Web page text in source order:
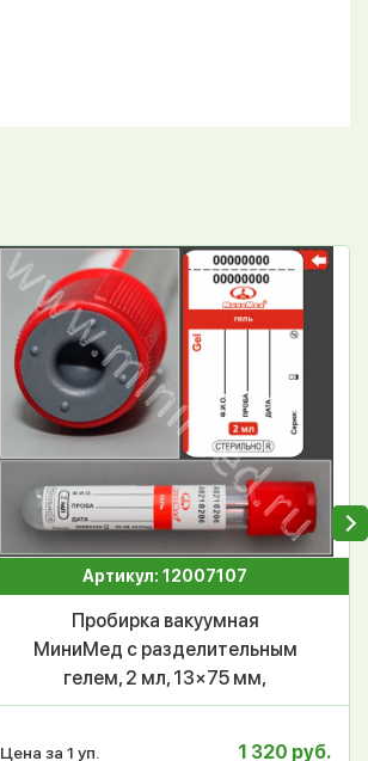
Артикул: 12007107
Пробирка вакуумная
МиниМед с разделительным
гелем, 2 мл, 13×75 мм,
красный, ПЭТФ, уп.100 шт,
Цена за 1 уп. 1 320 руб.